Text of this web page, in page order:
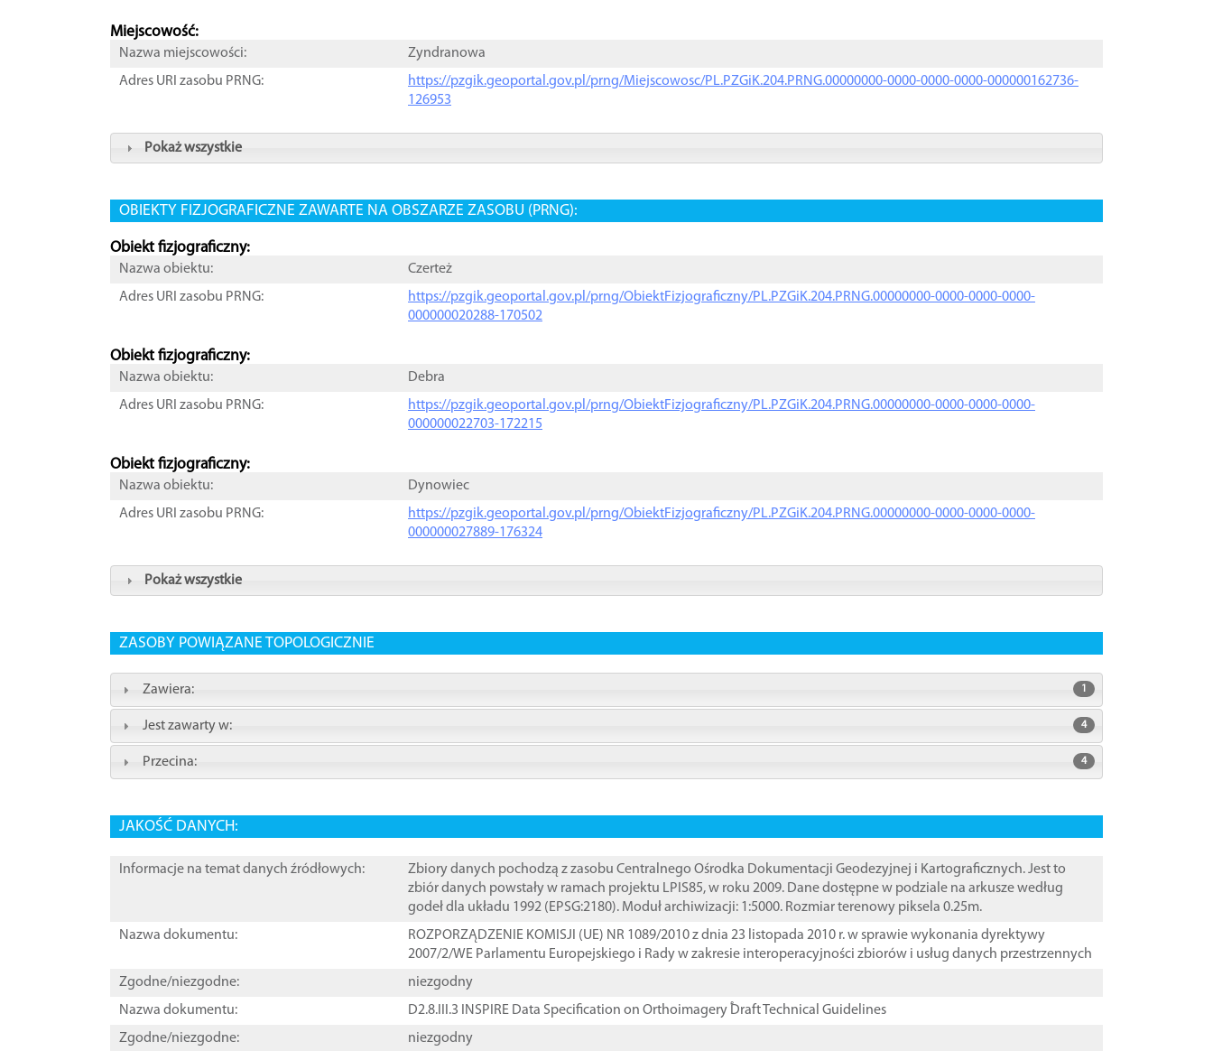
Miejscowość:
Nazwa miejscowości:
Zyndranowa
Adres URI zasobu PRNG:
https://pzgik.geoportal.gov.pl/prng/Miejscowosc/PL.PZGiK.204.PRNG.00000000-0000-0000-0000-000000162736-
126953
Pokaż wszystkie
OBIEKTY FIZJOGRAFICZNE ZAWARTE NA OBSZARZE ZASOBU (PRNG):
Obiekt fizjograficzny:
Nazwa obiektu:
Czerteż
Adres URI zasobu PRNG:
https://pzgik.geoportal.gov.pl/prng/ObiektFizjograficzny/PL.PZGiK.204.PRNG.00000000-0000-0000-0000-
000000020288-170502
Obiekt fizjograficzny:
Nazwa obiektu:
Debra
Adres URI zasobu PRNG:
https://pzgik.geoportal.gov.pl/prng/ObiektFizjograficzny/PL.PZGiK.204.PRNG.00000000-0000-0000-0000-
000000022703-172215
Obiekt fizjograficzny:
Nazwa obiektu:
Dynowiec
Adres URI zasobu PRNG:
https://pzgik.geoportal.gov.pl/prng/ObiektFizjograficzny/PL.PZGiK.204.PRNG.00000000-0000-0000-0000-
000000027889-176324
Pokaż wszystkie
ZASOBY POWIĄZANE TOPOLOGICZNIE
Zawiera: 1
Jest zawarty w: 4
Przecina: 4
JAKOŚĆ DANYCH:
Informacje na temat danych źródłowych:
Zbiory danych pochodzą z zasobu Centralnego Ośrodka Dokumentacji Geodezyjnej i Kartograficznych. Jest to
zbiór danych powstały w ramach projektu LPIS85, w roku 2009. Dane dostępne w podziale na arkusze według
godeł dla układu 1992 (EPSG:2180). Moduł archiwizacji: 1:5000. Rozmiar terenowy piksela 0.25m.
Nazwa dokumentu:
ROZPORZĄDZENIE KOMISJI (UE) NR 1089/2010 z dnia 23 listopada 2010 r. w sprawie wykonania dyrektywy
2007/2/WE Parlamentu Europejskiego i Rady w zakresie interoperacyjności zbiorów i usług danych przestrzennych
Zgodne/niezgodne:
niezgodny
Nazwa dokumentu:
D2.8.III.3 INSPIRE Data Specification on Orthoimagery ֠Draft Technical Guidelines
Zgodne/niezgodne:
niezgodny